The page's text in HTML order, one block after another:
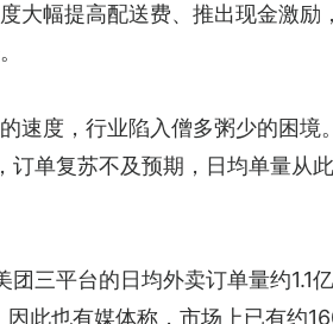
幅提高配送费、推出现金激励
速度，行业陷入僧多粥少的困
单复苏不及预期，日均单量从
三平台的日均外卖订单量约1.1
此也有媒体称，市场上已有约